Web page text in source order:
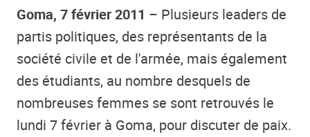
Goma, 7 février 2011 – Plusieurs leaders de
partis politiques, des représentants de la
société civile et de l'armée, mais également
des étudiants, au nombre desquels de
nombreuses femmes se sont retrouvés le
lundi 7 février à Goma, pour discuter de paix.